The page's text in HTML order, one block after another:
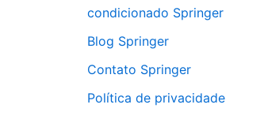
condicionado Springer
Blog Springer
Contato Springer
Política de privacidade